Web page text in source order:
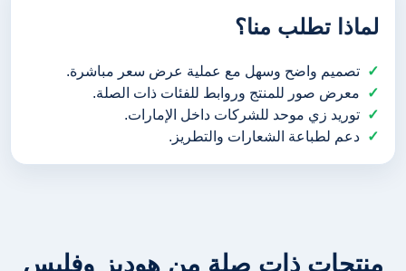
لماذا تطلب منا؟
تصميم واضح وسهل مع عملية عرض سعر مباشرة.
معرض صور للمنتج وروابط للفئات ذات الصلة.
توريد زي موحد للشركات داخل الإمارات.
دعم لطباعة الشعارات والتطريز.
منتجات ذات صلة من هوديز وفليس